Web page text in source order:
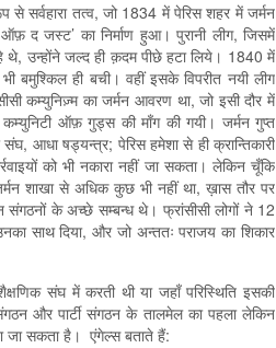
सर्वहारा तत्व, जो 1834 में पेरिस शहर में जर्मन
द जस्ट’ का निर्माण हुआ। पुरानी लीग, जिसमें
उन्होंने जल्द ही क़दम पीछे हटा लिये। 1840 में
बमुश्किल ही बची। वहीं इसके विपरीत नयी लीग
कम्युनिज़्म का जर्मन आवरण था, जो इसी दौर में
ऑफ़ गुड्स की माँग की गयी। जर्मन गुप्त
आधा षड्यन्त्र; पेरिस हमेशा से ही क्रान्तिकारी
को भी नकारा नहीं जा सकता। लेकिन चूँकि
शाखा से अधिक कुछ भी नहीं था, ख़ास तौर पर
के अच्छे सम्बन्ध थे। फ्रांसीसी लोगों ने 12
साथ दिया, और जो अन्ततः पराजय का शिकार
संघ में करती थी या जहाँ परिस्थिति इसकी
और पार्टी संगठन के तालमेल का पहला लेकिन
जा सकता है। एंगेल्स बताते हैं: